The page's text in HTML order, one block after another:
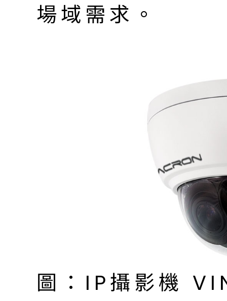
場域需求。
圖：IP攝影機